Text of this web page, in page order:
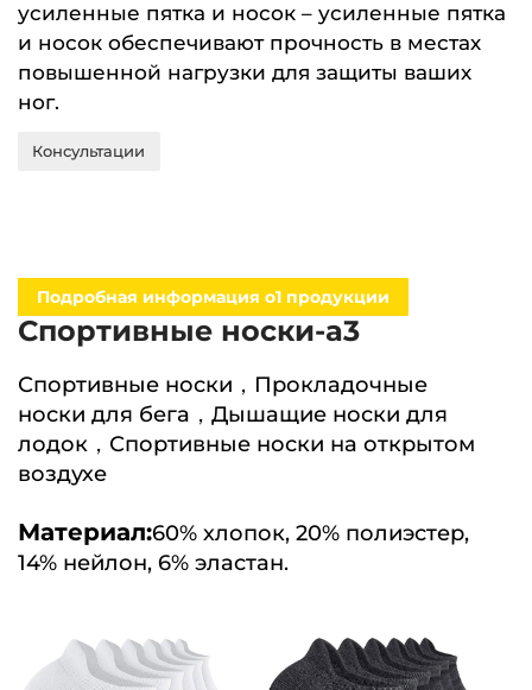
усиленные пятка и носок – усиленные пятка
и носок обеспечивают прочность в местах
повышенной нагрузки для защиты ваших
ног.
Консультации
Подробная информация о1 продукции
Спортивные носки-a3
Спортивные носки，Прокладочные
носки для бега，Дышащие носки для
лодок，Спортивные носки на открытом
воздухе
Материал:60% хлопок, 20% полиэстер,
14% нейлон, 6% эластан.